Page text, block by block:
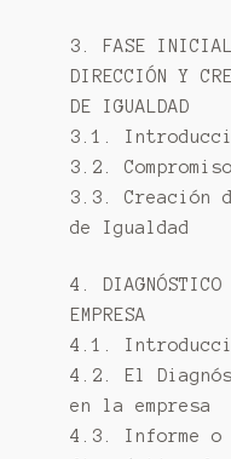
3. FASE INICIAL:
DIRECCIÓN Y
DE IGUALDAD
3.1.
3.2.
3.3. Creación
de Igualdad
4.
EMPRESA
4.1.
4.2. El
en la empresa
4.3. Informe o